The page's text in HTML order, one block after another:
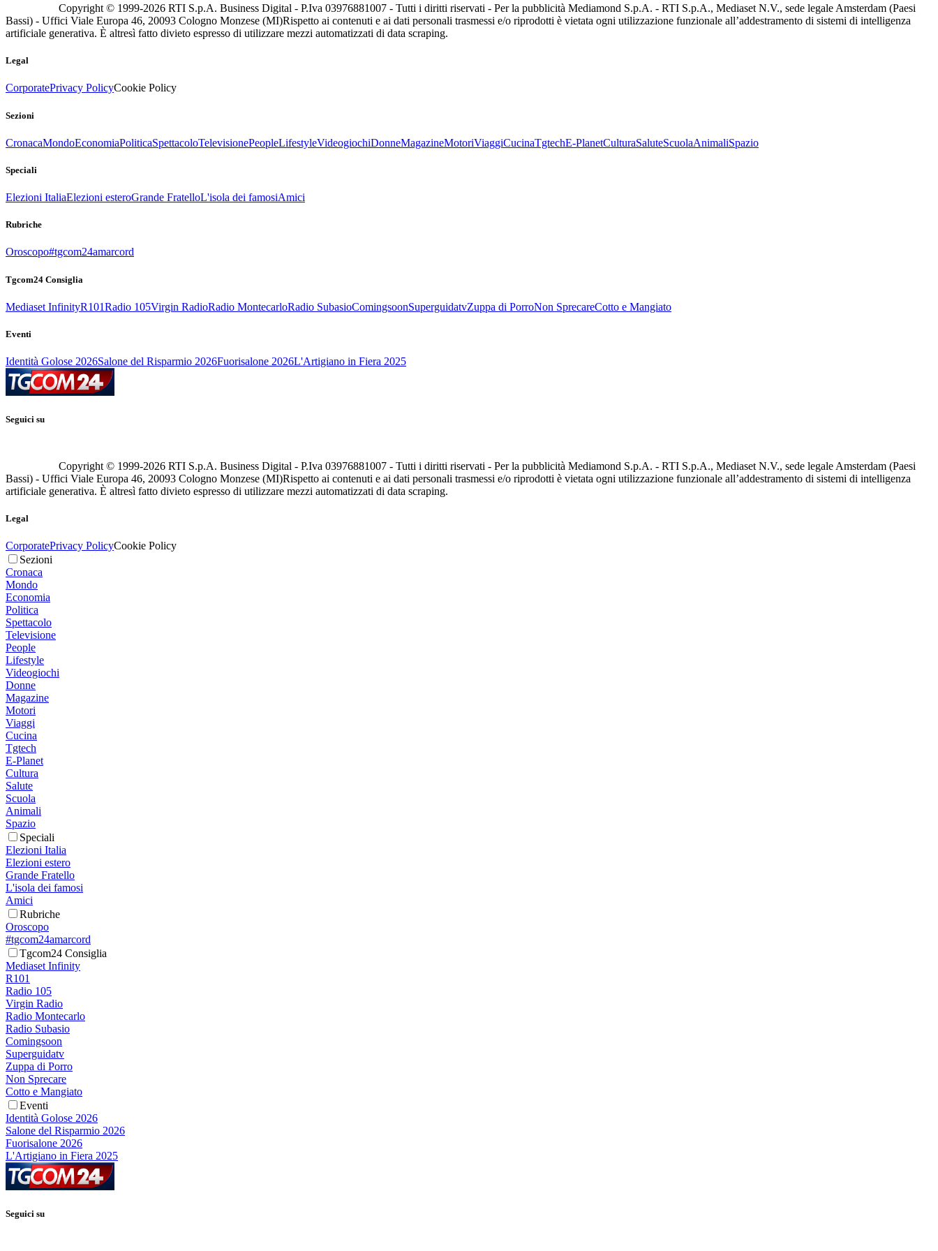
Copyright © 1999-2026 RTI S.p.A. Business Digital - P.Iva 03976881007 - Tutti i diritti riservati - Per la pubblicità Mediamond S.p.A. - RTI S.p.A., Mediaset N.V., sede legale Amsterdam (Paesi
Bassi) - Uffici Viale Europa 46, 20093 Cologno Monzese (MI)Rispetto ai contenuti e ai dati personali trasmessi e/o riprodotti è vietata ogni utilizzazione funzionale all’addestramento di sistemi di intelligenza
artificiale generativa. È altresì fatto divieto espresso di utilizzare mezzi automatizzati di data scraping.
Legal
CorporatePrivacy PolicyCookie Policy
Sezioni
CronacaMondoEconomiaPoliticaSpettacoloTelevisionePeopleLifestyleVideogiochiDonneMagazineMotoriViaggiCucinaTgtechE-PlanetCulturaSaluteScuolaAnimaliSpazio
Speciali
Elezioni ItaliaElezioni esteroGrande FratelloL'isola dei famosiAmici
Rubriche
Oroscopo#tgcom24amarcord
Tgcom24 Consiglia
Mediaset InfinityR101Radio 105Virgin RadioRadio MontecarloRadio SubasioComingsoonSuperguidatvZuppa di PorroNon SprecareCotto e Mangiato
Eventi
Identità Golose 2026Salone del Risparmio 2026Fuorisalone 2026L'Artigiano in Fiera 2025
Seguici su
Copyright © 1999-2026 RTI S.p.A. Business Digital - P.Iva 03976881007 - Tutti i diritti riservati - Per la pubblicità Mediamond S.p.A. - RTI S.p.A., Mediaset N.V., sede legale Amsterdam (Paesi
Bassi) - Uffici Viale Europa 46, 20093 Cologno Monzese (MI)Rispetto ai contenuti e ai dati personali trasmessi e/o riprodotti è vietata ogni utilizzazione funzionale all’addestramento di sistemi di intelligenza
artificiale generativa. È altresì fatto divieto espresso di utilizzare mezzi automatizzati di data scraping.
Legal
CorporatePrivacy PolicyCookie Policy
Sezioni
Cronaca
Mondo
Economia
Politica
Spettacolo
Televisione
People
Lifestyle
Videogiochi
Donne
Magazine
Motori
Viaggi
Cucina
Tgtech
E-Planet
Cultura
Salute
Scuola
Animali
Spazio
Speciali
Elezioni Italia
Elezioni estero
Grande Fratello
L'isola dei famosi
Amici
Rubriche
Oroscopo
#tgcom24amarcord
Tgcom24 Consiglia
Mediaset Infinity
R101
Radio 105
Virgin Radio
Radio Montecarlo
Radio Subasio
Comingsoon
Superguidatv
Zuppa di Porro
Non Sprecare
Cotto e Mangiato
Eventi
Identità Golose 2026
Salone del Risparmio 2026
Fuorisalone 2026
L'Artigiano in Fiera 2025
Seguici su